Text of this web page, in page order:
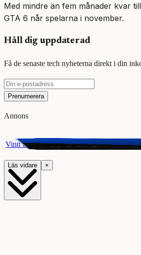
Med mindre än fem månader kvar
GTA 6 når spelarna i november.
Håll dig uppdaterad
Få de senaste tech nyheterna direkt i din
Prenumerera
Annons
Vinn ett presentkort på Webhallen. Delta i
Läs vidare ×